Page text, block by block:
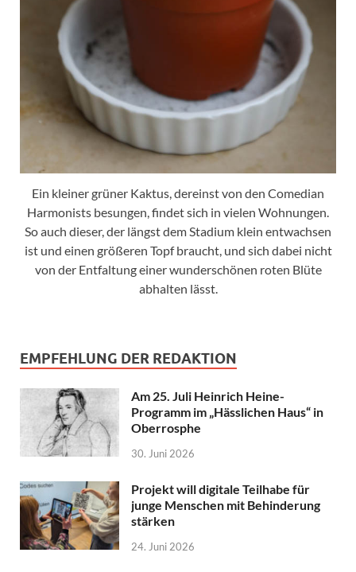
Ein kleiner grüner Kaktus, dereinst von den Comedian
Harmonists besungen, findet sich in vielen Wohnungen.
So auch dieser, der längst dem Stadium klein entwachsen
ist und einen größeren Topf braucht, und sich dabei nicht
von der Entfaltung einer wunderschönen roten Blüte
abhalten lässt.
EMPFEHLUNG DER REDAKTION
Am 25. Juli Heinrich Heine-
Programm im „Hässlichen Haus“ in
Oberrosphe
30. Juni 2026
Projekt will digitale Teilhabe für
junge Menschen mit Behinderung
stärken
24. Juni 2026